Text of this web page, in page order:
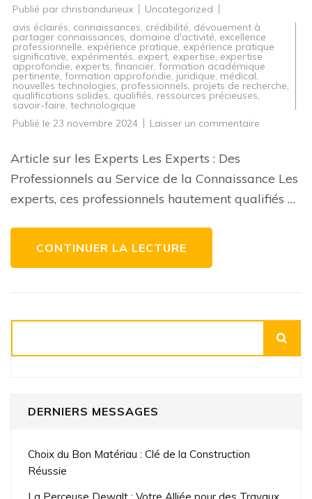
Publié par christiandurieux
Uncategorized
avis éclairés, connaissances, crédibilité, dévouement à
partager connaissances, domaine d'activité, excellence
professionnelle, expérience pratique, expérience pratique
significative, expérimentés, expert, expertise, expertise
approfondie, experts, financier, formation académique
pertinente, formation approfondie, juridique, médical,
nouvelles technologies,professionnels, projets de recherche,
qualifications solides, qualifiés, ressources précieuses,
savoir-faire, technologique
Publié le 23 novembre 2024 Laisser un commentaire
:
L’Expertise
au
Article sur les Experts Les Experts : Des
Professionnels au Service de la Connaissance Les
experts, ces professionnels hautement qualifiés …
CONTINUER LA LECTURE
DERNIERS MESSAGES
Choix du Bon Matériau : Clé de la Construction
Réussie